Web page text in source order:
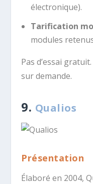
électronique).
Tarification
modules
Pas d’essai
sur demande.
9. Qualios
Présentation
Élaboré en 2004,